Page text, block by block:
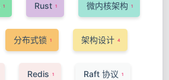
1 Rust 1 微内核架构 1
分布式锁 1 架构设计 4
Redis 1 Raft 协议 1